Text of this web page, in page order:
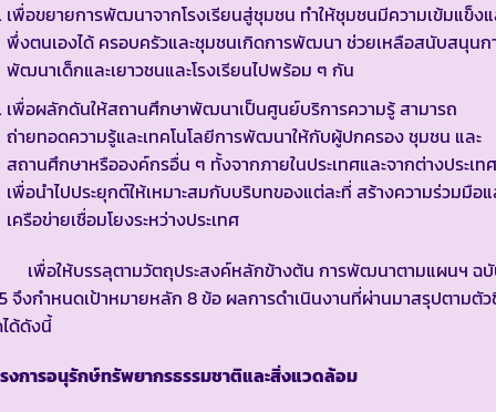
เพื่อขยายการพัฒนาจากโรงเรียนสู่ชุมชน ทำให้ชุมชนมีความเข้มแข็งแ
พึ่งตนเองได้ ครอบครัวและชุมชนเกิดการพัฒนา ช่วยเหลือสนับสนุนก
พัฒนาเด็กและเยาวชนและโรงเรียนไปพร้อม ๆ กัน
เพื่อผลักดันให้สถานศึกษาพัฒนาเป็นศูนย์บริการความรู้ สามารถ
ถ่ายทอดความรู้และเทคโนโลยีการพัฒนาให้กับผู้ปกครอง ชุมชน และ
สถานศึกษาหรือองค์กรอื่น ๆ ทั้งจากภายในประเทศและจากต่างประเทศ
เพื่อนำไปประยุกต์ให้เหมาะสมกับบริบทของแต่ละที่ สร้างความร่วมมือแ
เครือข่ายเชื่อมโยงระหว่างประเทศ
อให้บรรลุตามวัตถุประสงค์หลักข้างต้น การพัฒนาตามแผนฯ ฉ
จึงกำหนดเป้าหมายหลัก 8 ข้อ ผลการดำเนินงานที่ผ่านมาสรุปตามตั
ด้ดังนี้
งการอนุรักษ์ทรัพยากรธรรมชาติและสิ่งแวดล้อม